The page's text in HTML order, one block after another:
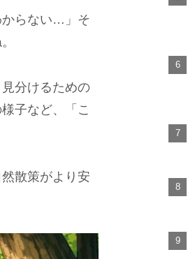
からない…」そ
分けるための
子など、「こ
散策がより安